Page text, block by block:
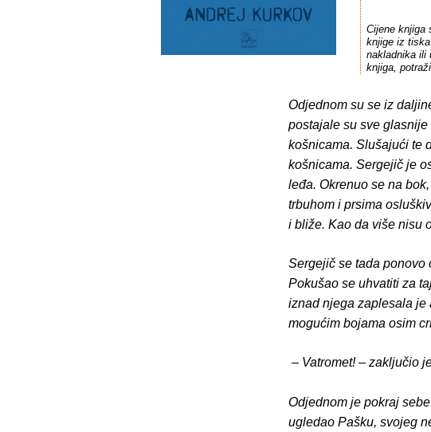
Cijene knjiga
knjige iz
nakladnika ili
knjiga,
Odjednom su se iz
postajale su sve
košnicama. Slušajući te
košnicama. Sergejič je
leđa. Okrenuo se na
trbuhom i prsima
i bliže. Kao da više nisu
Sergejič se tada ponovo
Pokušao se uhvatiti za
iznad njega zaplesala je
mogućim bojama osim
– Vatromet! – zaključio
Odjednom je pokraj
ugledao Pašku, svojeg